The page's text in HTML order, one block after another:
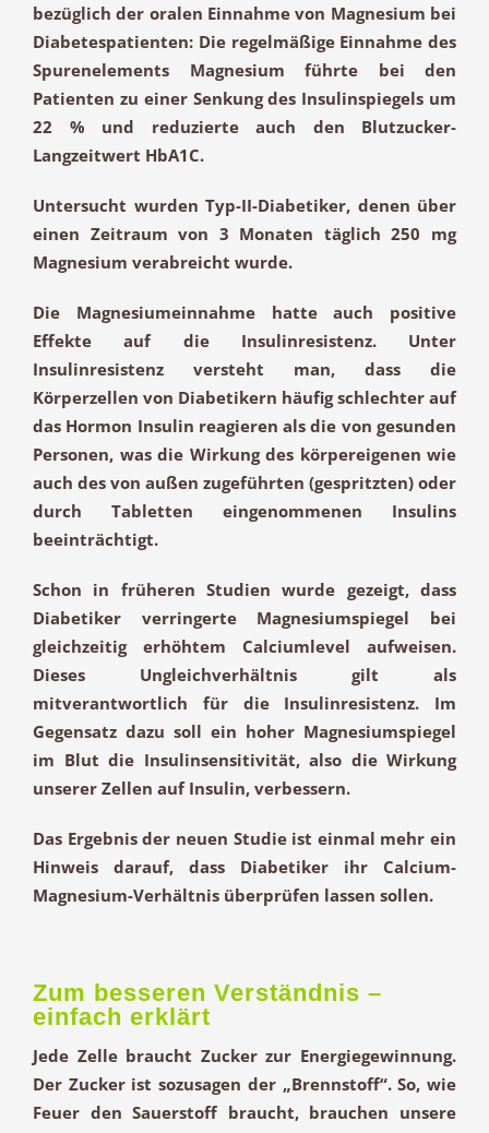
bezüglich der oralen Einnahme von Magnesium bei
Diabetespatienten: Die regelmäßige Einnahme des
Spurenelements Magnesium führte bei den
Patienten zu einer Senkung des Insulinspiegels um
22 % und reduzierte auch den Blutzucker-
Langzeitwert HbA1C.
Untersucht wurden Typ-II-Diabetiker, denen über
einen Zeitraum von 3 Monaten täglich 250 mg
Magnesium verabreicht wurde.
Die Magnesiumeinnahme hatte auch positive
Effekte auf die Insulinresistenz. Unter
Insulinresistenz versteht man, dass die
Körperzellen von Diabetikern häufig schlechter auf
das Hormon Insulin reagieren als die von gesunden
Personen, was die Wirkung des körpereigenen wie
auch des von außen zugeführten (gespritzten) oder
durch Tabletten eingenommenen Insulins
beeinträchtigt.
Schon in früheren Studien wurde gezeigt, dass
Diabetiker verringerte Magnesiumspiegel bei
gleichzeitig erhöhtem Calciumlevel aufweisen.
Dieses Ungleichverhältnis gilt als
mitverantwortlich für die Insulinresistenz. Im
Gegensatz dazu soll ein hoher Magnesiumspiegel
im Blut die Insulinsensitivität, also die Wirkung
unserer Zellen auf Insulin, verbessern.
Das Ergebnis der neuen Studie ist einmal mehr ein
Hinweis darauf, dass Diabetiker ihr Calcium-
Magnesium-Verhältnis überprüfen lassen sollen.
Zum besseren Verständnis –
einfach erklärt
Jede Zelle braucht Zucker zur Energiegewinnung.
Der Zucker ist sozusagen der „Brennstoff“. So, wie
Feuer den Sauerstoff braucht, brauchen unsere